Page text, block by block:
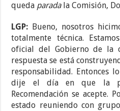
queda paradala Comisión,
LGP: Bueno, nosotros
totalmente técnica.
oficial del Gobierno de la
respuesta se está
responsabilidad. Entonces
dije el día en que la
Recomendación se acepte.
estado reuniendo con